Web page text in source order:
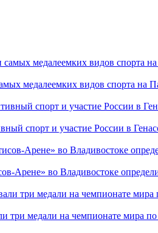
медалеемких видов спорта на
спорт и участие России в
Арене» во Владивостоке
три медали на чемпионате мира